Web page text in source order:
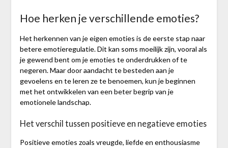
Hoe herken je verschillende emoties?
Het herkennen van je eigen emoties is de eerste stap naar
betere emotieregulatie. Dit kan soms moeilijk zijn, vooral als
je gewend bent om je emoties te onderdrukken of te
negeren. Maar door aandacht te besteden aan je
gevoelens en te leren ze te benoemen, kun je beginnen
met het ontwikkelen van een beter begrip van je
emotionele landschap.
Het verschil tussen positieve en negatieve emoties
Positieve emoties zoals vreugde, liefde en enthousiasme